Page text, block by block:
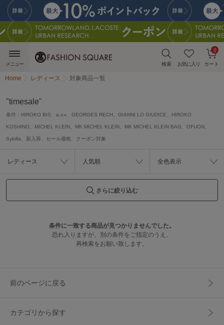
検索 お気に入り カート
0
メニュー
Home レディース 対象商品一覧
"timesale"
条件： HIROKO BIS、a.v.v、GEORGES RECH、GIANNI LO GIUDICE、HIROKO
KOSHINO、MICHEL KLEIN、MK MICHEL KLEIN、MK MICHEL KLEIN BAG、OFUON、
Sybilla、新入荷、セール価格、クーポン対象
レディース 人気順 全色表示
さらに絞り込む
条件に一致する商品が見つかりませんでした。
恐れ入りますが、別の条件をご指定のうえ、
再検索をお願い致します。
前のページに戻る
カテゴリから探す